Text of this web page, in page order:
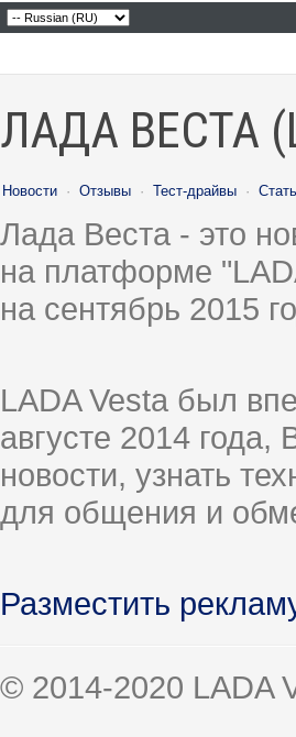
ЛАДА ВЕСТА
Новости · Отзывы · Тест-драйвы ·
Лада Веста - это
на платформе
на сентябрь 2015
LADA Vesta был
августе 2014
новости, узнать
для общения и
Разместить
© 2014-2020 LADA